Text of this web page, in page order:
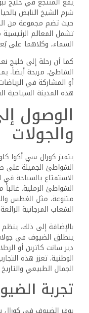
يوفر الضيوف في كورال
التعليقات، مبرزين
تحسينها. تلعب تجربة
تشكيل انطباعات
تعليقات
على منصات، يحافظ
المقدمة في مطعم
يجد الآباء المنتجع
ومع ذلك، تذكر بعض
مشيرة إلى أن إمكانية
ملحوظة مثل محمود
مثل اختيار غرف أقرب
تميز
تعتبر جودة الخدمة نقطة
منهم مساعدة ولباقة
المختلفة إلى أن
ومع ذلك، يعبر بعض
وخيارات الترفيه
على أن الخدمة اليقظة
العامة، مع الإشارة إلى
الأسئلة